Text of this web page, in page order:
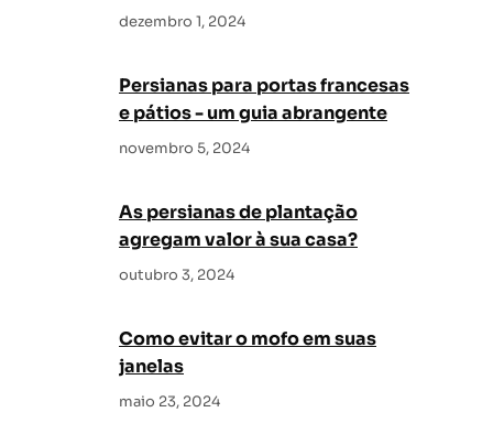
instalação profissional
dezembro 1, 2024
Persianas para portas francesas
e pátios - um guia abrangente
novembro 5, 2024
As persianas de plantação
agregam valor à sua casa?
outubro 3, 2024
Como evitar o mofo em suas
janelas
maio 23, 2024